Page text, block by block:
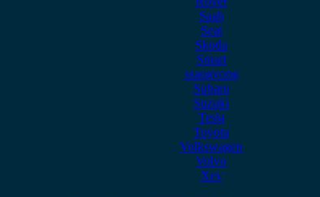
Saab
Seat
Skoda
Smart
ssangyong
Subaru
Suzuki
Tesla
Toyota
Volkswagen
Volvo
Xev